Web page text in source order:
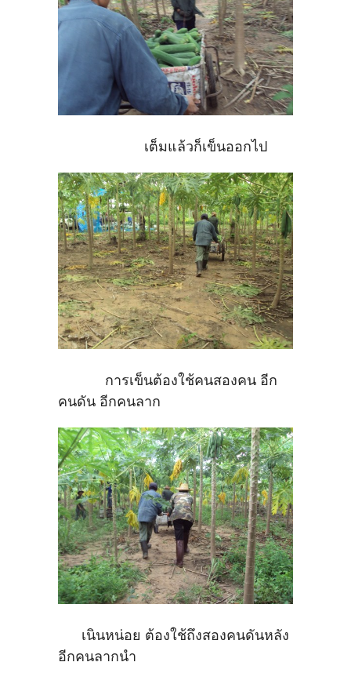
เต็มแล้วก็เข็นออกไป
การเข็นต้องใช้คนสองคน อีก
คนดัน อีกคนลาก
เนินหน่อย ต้องใช้ถึงสองคนดันหลัง
อีกคนลากนำ